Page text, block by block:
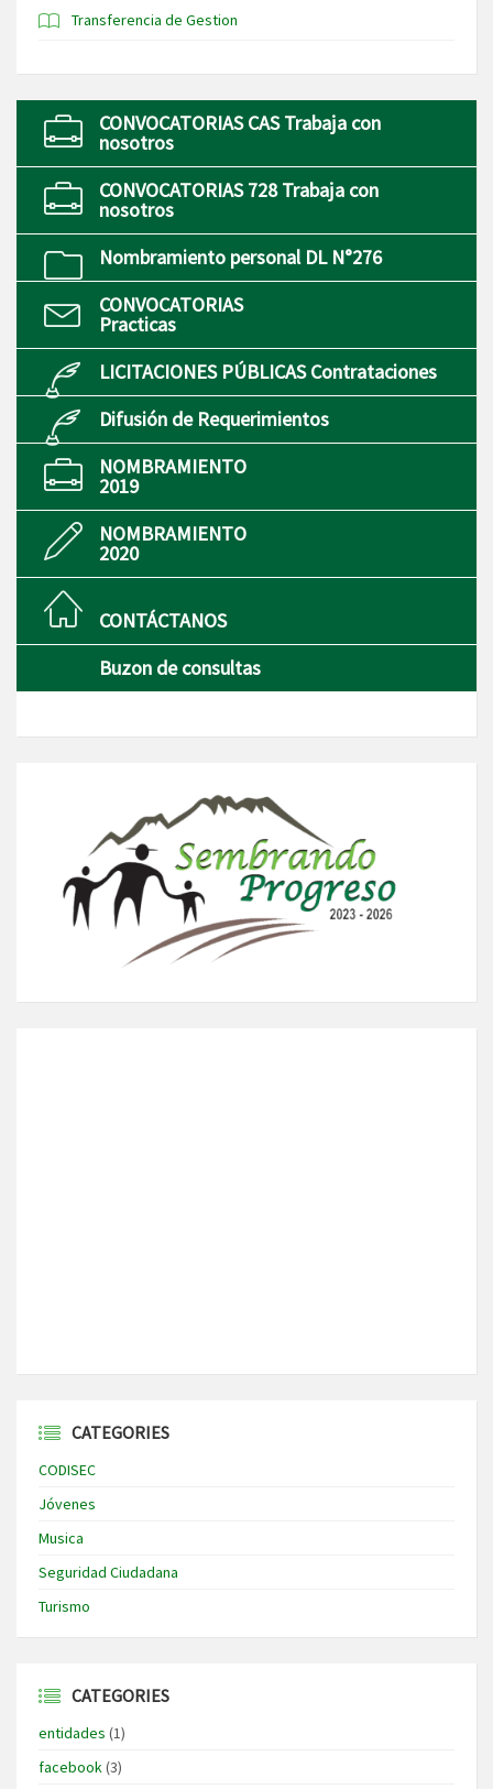
Transferencia de Gestion
CONVOCATORIAS CAS Trabaja con
nosotros
CONVOCATORIAS 728 Trabaja con
nosotros
Nombramiento personal DL N°276
CONVOCATORIAS
Practicas
LICITACIONES PÚBLICAS Contrataciones
Difusión de Requerimientos
NOMBRAMIENTO
2019
NOMBRAMIENTO
2020
CONTÁCTANOS
Buzon de consultas
CATEGORIES
CODISEC
Jóvenes
Musica
Seguridad Ciudadana
Turismo
CATEGORIES
entidades (1)
facebook(3)